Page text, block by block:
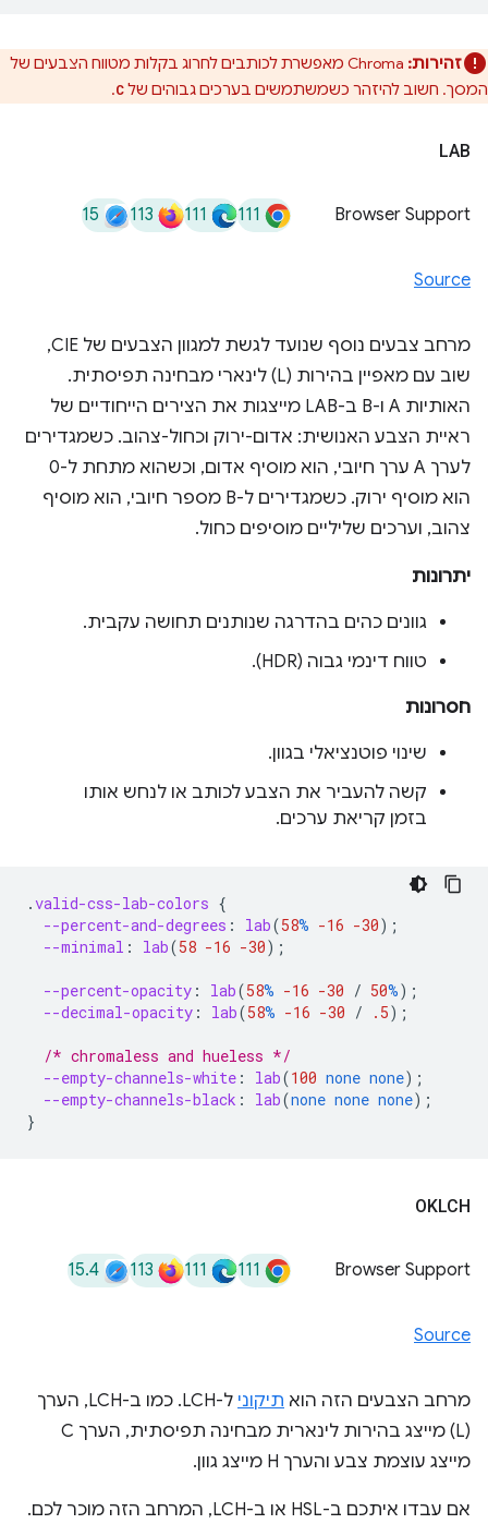
זהירות:
Chroma מאפשרת לכותבים לחרוג בקלות מטווח הצבעים של
המסך. חשוב להיזהר כשמשתמשים בערכים גבוהים שלC
.
LAB
Browser Support
111
111
113
15
Source
מרחב צבעים נוסף שנועד לגשת למגוון הצבעים של CIE,
שוב עם מאפיין בהירות (L) לינארי מבחינה תפיסתית.
האותיות A ו-B ב-LAB מייצגות את הצירים הייחודיים של
ראיית הצבע האנושית: אדום-ירוק וכחול-צהוב. כשמגדירים
לערך A ערך חיובי, הוא מוסיף אדום, וכשהוא מתחת ל-0
הוא מוסיף ירוק. כשמגדירים ל-B מספר חיובי, הוא מוסיף
צהוב, וערכים שליליים מוסיפים כחול.
יתרונות
גוונים כהים בהדרגה שנותנים תחושה עקבית.
טווח דינמי גבוה (HDR).
חסרונות
שינוי פוטנציאלי בגוון.
קשה להעביר את הצבע לכותב או לנחש אותו
בזמן קריאת ערכים.
.valid-css-lab-colors {
--percent-and-degrees : lab(58% -16 -30);
--minimal : lab(58 -16 -30);
--percent-opacity : lab(58% -16 -30 / 50%);
--decimal-opacity : lab(58% -16 -30 / .5);
/* chromaless and hueless */
--empty-channels-white : lab(100 none none);
--empty-channels-black : lab(none none none);
}
OKLCH
Browser Support
111
111
113
15.4
Source
מרחב הצבעים הזה הוא תיקוני
ל-LCH. כמו ב-LCH, הערך
(L) מייצג בהירות לינארית מבחינה תפיסתית, הערך C
מייצג עוצמת צבע והערך H מייצג גוון.
אם עבדו איתכם ב-HSL או ב-LCH, המרחב הזה מוכר לכם.